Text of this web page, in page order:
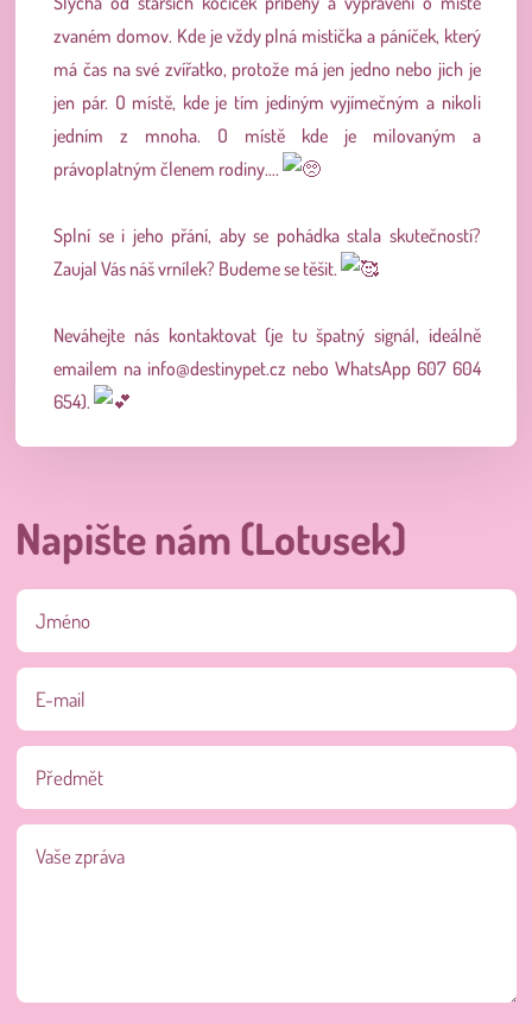
zvaném domov. Kde je vždy plná mistička a páníček, který
má čas na své zvířatko, protože má jen jedno nebo jich je
jen pár. O místě, kde je tím jediným vyjímečným a nikoli
jedním z mnoha. O místě kde je milovaným a
právoplatným členem rodiny….
Splní se i jeho přání, aby se pohádka stala skutečností?
Zaujal Vás náš vrnílek? Budeme se těšit.
Neváhejte nás kontaktovat (je tu špatný signál, ideálně
emailem na info@destinypet.cz nebo WhatsApp 607 604
654).
Napište nám (Lotusek)